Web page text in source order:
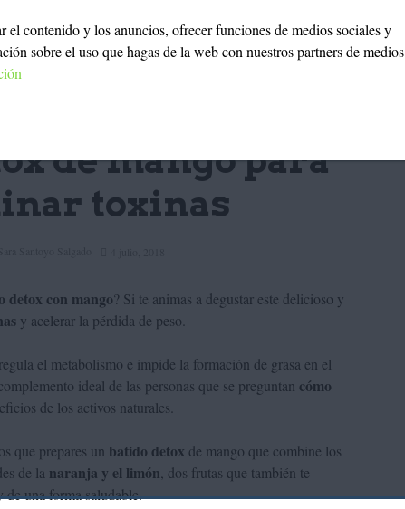
de mango para
toxinas
detox con mango? Si te animas a degustar este delicioso y
y acelerar la pérdida de peso.
el metabolismo e impide la formación de grasa en el
ideal de las personas que se preguntan cómo
de los activos naturales.
que prepares un batido detox de mango que combine los
de la naranja y el limón, dos frutas que también te
de una forma saludable.
el contenido y los anuncios, ofrecer funciones de medios sociales y
sobre el uso que hagas de la web con nuestros partners de medios